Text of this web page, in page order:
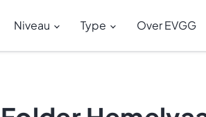
Niveau Type Over EVGG